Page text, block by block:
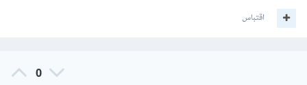
اقتباس
0